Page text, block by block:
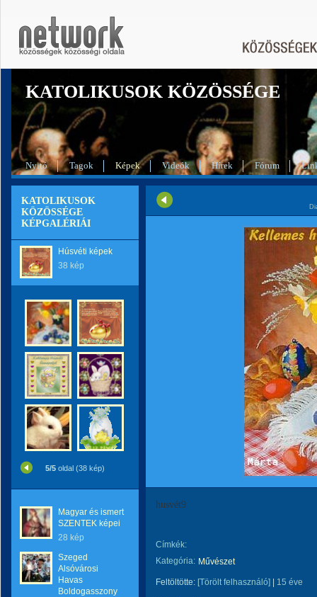
KATOLIKUSOK KÖZÖSSÉGE
Nyitó Tagok Képek Videók Hírek Fórum
KATOLIKUSOK
KÖZÖSSÉGE
KÉPGALÉRIÁI
Húsvéti képek
38 kép
5/5 oldal (38 kép)
Magyar és ismert
SZENTEK képei
28 kép
Szeged
Alsóvárosi
Havas
Boldogasszony
husvét9
Címkék:
Kategória: Művészet
Feltöltötte: [Törölt felhasználó] 15 éve